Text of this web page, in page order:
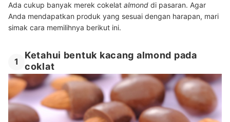
Ada cukup banyak merek cokelat almond di pasaran. Agar
Anda mendapatkan produk yang sesuai dengan harapan, mari
simak cara memilihnya berikut ini.
1
Ketahui bentuk kacang almond pada
coklat